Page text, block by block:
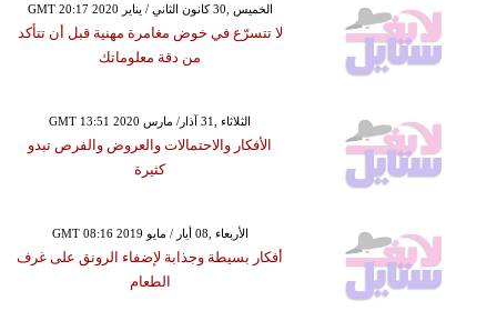
GMT 20:17 2020 الخميس ,30 كانون الثاني / يناير
لا تتسرّع في خوض مغامرة مهنية قبل أن تتأكد
من دقة معلوماتك
GMT 13:51 2020 الثلاثاء ,31 آذار/ مارس
الأفكار والاحتمالات والعروض والفرص تبدو
كثيرة
GMT 08:16 2019 الأربعاء ,08 أيار / مايو
أفكار بسيطة وجذابة لإضفاء الرونق على غرف
الطعام